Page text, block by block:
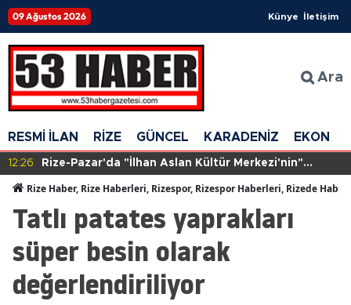
09 Ağustos 2026 Künye İletişim
Ara
RESMİ İLAN RİZE GÜNCEL KARADENİZ
12:26
Rize-Pazar'da "İlhan Aslan Kültür Merkezi'nin"
Rize Haber, Rize Haberleri, Rizespor, Rizespor Haberleri, Rizede
Tatlı patates yaprakları
süper besin olarak
değerlendiriliyor